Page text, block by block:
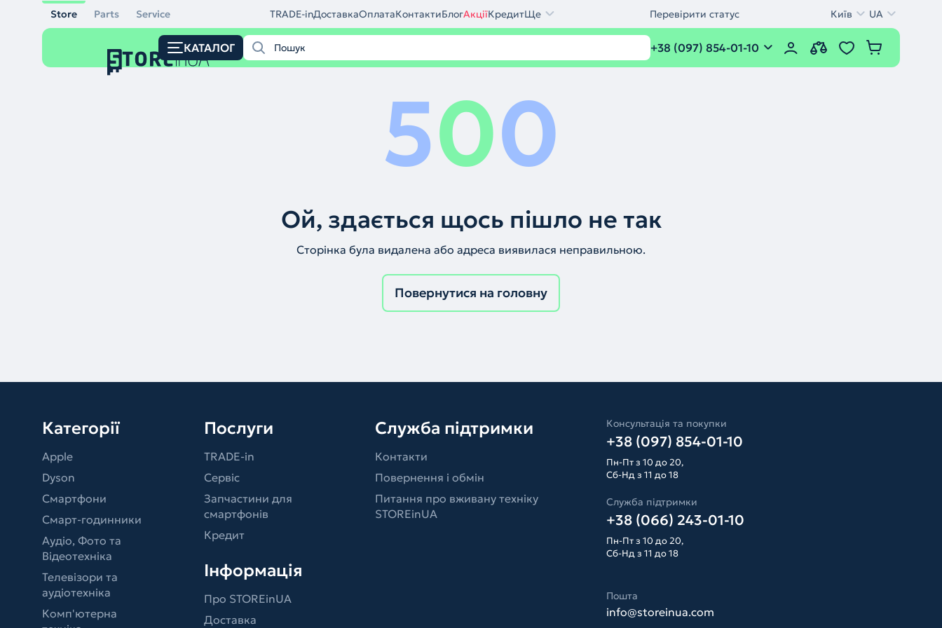
Store Parts Service TRADE-inДоставкаОплатаКонтактиБлогАкціїКредитЩе Перевірити статус Київ UA
КАТАЛОГ +38 (097) 854-01-10
500
Ой, здається щось пішло не так
Сторінка була видалена або адреса виявилася неправильною.
Повернутися на головну
Категорії
Apple
Dyson
Смартфони
Смарт-годинники
Аудіо, Фото та
Відеотехніка
Телевізори та
аудіотехніка
Комп'ютерна
Послуги
TRADE-in
Сервіс
Запчастини для
смартфонів
Кредит
Інформація
Про STOREinUA
Доставка
Служба підтримки
Контакти
Повернення і обмін
Питання про вживану техніку
STOREinUA
Консультація та покупки
+38 (097) 854-01-10
Пн-Пт з 10 до 20,
Сб-Нд з 11 до 18
Служба підтримки
+38 (066) 243-01-10
Пн-Пт з 10 до 20,
Сб-Нд з 11 до 18
Пошта
info@storeinua.com